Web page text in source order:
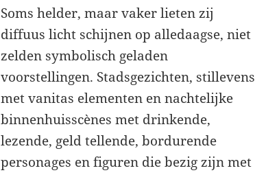
Soms helder, maar vaker lieten zij
diffuus licht schijnen op alledaagse, niet
zelden symbolisch geladen
voorstellingen. Stadsgezichten, stillevens
met vanitas elementen en nachtelijke
binnenhuisscènes met drinkende,
lezende, geld tellende, bordurende
personages en figuren die bezig zijn met